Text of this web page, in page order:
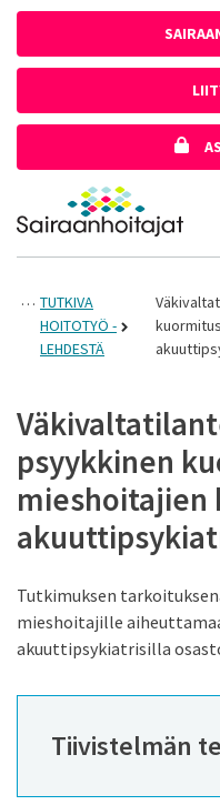
Etusivulle
TUTKIVA
HOITOTYÖ -
LEHDESTÄ
psyykkinen
mieshoitajien
Tutkimuksen
mieshoitajille
akuuttipsykiatrisilla
Tiivistelmän